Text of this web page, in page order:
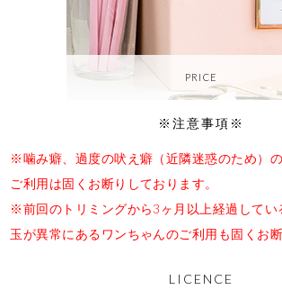
PRICE
※注意事項※
※噛み癖、過度の吠え癖（近隣迷惑のため）
ご利用は固くお断りしております。
※前回のトリミングから3ヶ月以上経過してい
玉が異常にあるワンちゃんのご利用も固くお
LICENCE